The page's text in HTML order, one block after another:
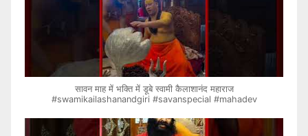
सावन माह में भक्ति में डूबे स्वामी कैलाशानंद महाराज
#swamikailashanandgiri #savanspecial #mahadev